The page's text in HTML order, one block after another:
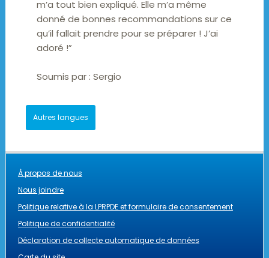
m’a tout bien expliqué. Elle m’a même
donné de bonnes recommandations sur ce
qu’il fallait prendre pour se préparer ! J’ai
adoré !”
Soumis par :Sergio
Autres langues
À propos de nous
Nous joindre
Politique relative à la LPRPDE et formulaire de consentement
Politique de confidentialité
Déclaration de collecte automatique de données